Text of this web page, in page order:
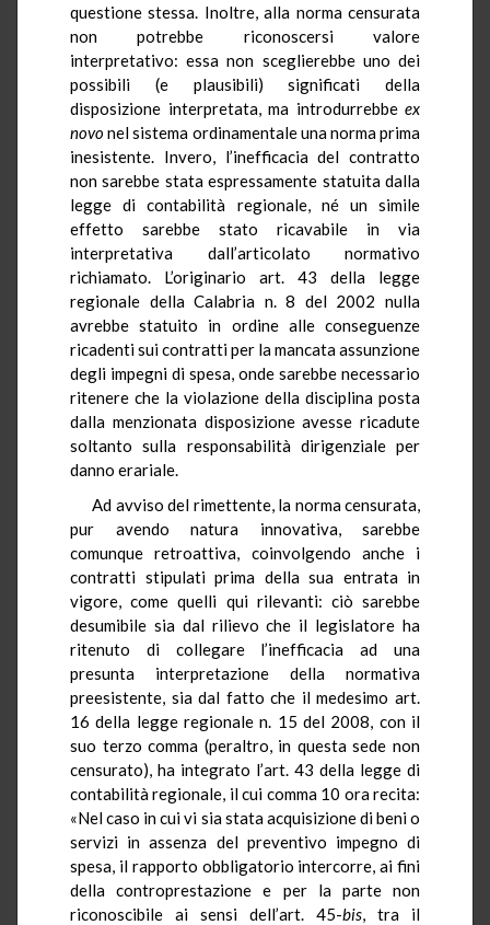
questione stessa. Inoltre, alla norma censurata
non potrebbe riconoscersi valore
interpretativo: essa non sceglierebbe uno dei
possibili (e plausibili) significati della
disposizione interpretata, ma introdurrebbe ex
novonel sistema ordinamentale una norma prima
inesistente. Invero, l’inefficacia del contratto
non sarebbe stata espressamente statuita dalla
legge di contabilità regionale, né un simile
effetto sarebbe stato ricavabile in via
interpretativa dall’articolato normativo
richiamato. L’originario art. 43 della legge
regionale della Calabria n. 8 del 2002 nulla
avrebbe statuito in ordine alle conseguenze
ricadenti sui contratti per la mancata assunzione
degli impegni di spesa, onde sarebbe necessario
ritenere che la violazione della disciplina posta
dalla menzionata disposizione avesse ricadute
soltanto sulla responsabilità dirigenziale per
danno erariale.
Ad avviso del rimettente, la norma censurata,
pur avendo natura innovativa, sarebbe
comunque retroattiva, coinvolgendo anche i
contratti stipulati prima della sua entrata in
vigore, come quelli qui rilevanti: ciò sarebbe
desumibile sia dal rilievo che il legislatore ha
ritenuto di collegare l’inefficacia ad una
presunta interpretazione della normativa
preesistente, sia dal fatto che il medesimo art.
16 della legge regionale n. 15 del 2008, con il
suo terzo comma (peraltro, in questa sede non
censurato), ha integrato l’art. 43 della legge di
contabilità regionale, il cui comma 10 ora recita:
«Nel caso in cui vi sia stata acquisizione di beni o
servizi in assenza del preventivo impegno di
spesa, il rapporto obbligatorio intercorre, ai fini
della controprestazione e per la parte non
riconoscibile ai sensi dell’art. 45-bis, tra il